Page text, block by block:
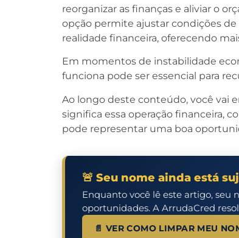
reorganizar as finanças e aliviar o
opção permite ajustar condições
realidade financeira, oferecendo
Em momentos de instabilidade
funciona pode ser essencial para
Ao longo deste conteúdo, você vai
significa essa operação financeira,
pode representar uma boa
🚨 Seu nome ainda está
Enquanto você lê este artigo,
oportunidades. A ArrudaCred
📄 VER COMO LIMPAR MEU